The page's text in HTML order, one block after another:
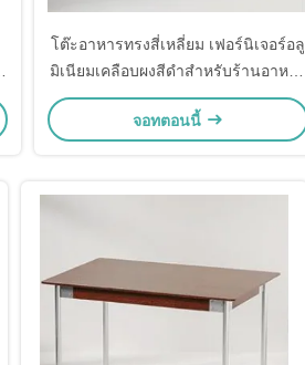
โต๊ะอาหารทรงสี่เหลี่ยม เฟอร์นิเจอร์อลู
มิเนียมเคลือบผงสีดำสำหรับร้านอาหาร
กลางแจ้ง
จอทตอนนี้